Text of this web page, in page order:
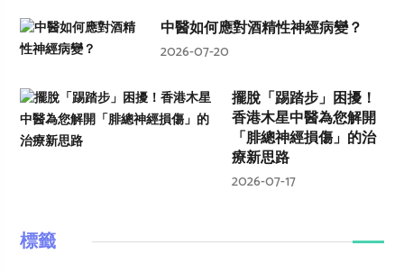
中醫如何應對酒精性神經病變？
2026-07-20
擺脫「踢踏步」困擾！
香港木星中醫為您解開
「腓總神經損傷」的治
療新思路
2026-07-17
標籤